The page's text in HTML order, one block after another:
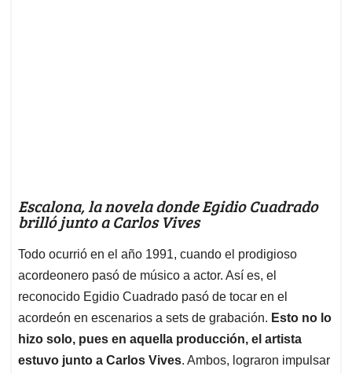
Escalona, la novela donde Egidio Cuadrado
brilló junto a Carlos Vives
Todo ocurrió en el año 1991, cuando el prodigioso
acordeonero pasó de músico a actor. Así es, el
reconocido Egidio Cuadrado pasó de tocar en el
acordeón en escenarios a sets de grabación. Esto no lo
hizo solo, pues en aquella producción, el artista
estuvo junto a Carlos Vives. Ambos, lograron impulsar